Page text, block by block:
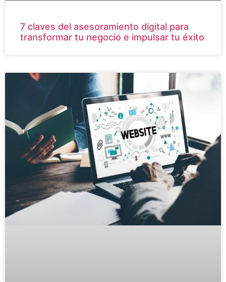
7 claves del asesoramiento digital para
transformar tu negocio e impulsar tu éxito